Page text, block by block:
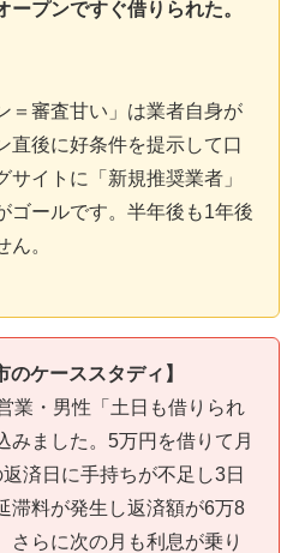
ープンですぐ借りられた。
＝審査甘い」は業者自身が
直後に好条件を提示して口
サイトに「新規推奨業者」
ゴールです。半年後も1年後
ん。
ケーススタディ】
業・男性「土日も借りられ
みました。5万円を借りて月
済日に手持ちが不足し3日
滞料が発生し返済額が6万8
さらに次の月も利息が乗り